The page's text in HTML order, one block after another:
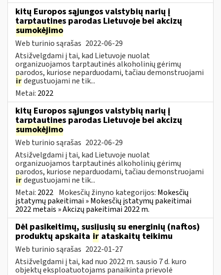
kitų Europos sąjungos valstybių narių į
tarptautines parodas Lietuvoje bei akcizų
sumokėjimo
Web turinio sąrašas 2022-06-29
Atsižvelgdami į tai, kad Lietuvoje nuolat
organizuojamos tarptautinės alkoholinių gėrimų
parodos, kuriose neparduodami, tačiau demonstruojami
irdegustuojami ne tik...
Metai: 2022
kitų Europos sąjungos valstybių narių į
tarptautines parodas Lietuvoje bei akcizų
sumokėjimo
Web turinio sąrašas 2022-06-29
Atsižvelgdami į tai, kad Lietuvoje nuolat
organizuojamos tarptautinės alkoholinių gėrimų
parodos, kuriose neparduodami, tačiau demonstruojami
irdegustuojami ne tik...
Metai: 2022 Mokesčių žinyno kategorijos: Mokesčių
įstatymų pakeitimai » Mokesčių įstatymų pakeitimai
2022 metais » Akcizų pakeitimai 2022 m.
Dėl pasikeitimų, susijusių su energinių (naftos)
produktų apskaita ir ataskaitų teikimu
Web turinio sąrašas 2022-01-27
Atsižvelgdami į tai, kad nuo 2022 m. sausio 7 d. kuro
objektų eksploatuotojams panaikinta prievolė